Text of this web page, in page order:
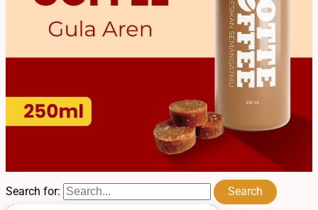
Search for: